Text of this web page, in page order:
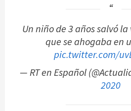
Un niño de 3 años salvó
que se ahogaba en
pic.twitter.com/
— RT en Español
2020